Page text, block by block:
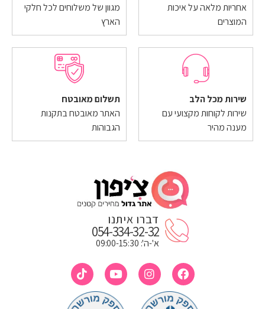
אחריות מלאה על איכות
המוצרים
מגוון של משלוחים לכל חלקי
הארץ
שירות מכל הלב
שירות לקוחות מקצועי עם
מענה מהיר
תשלום מאובטח
האתר מאובטח בתקנות
הגבוהות
דברו איתנו
054-334-32-32
א'-ה': 09:00-15:30